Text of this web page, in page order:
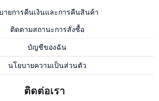
ายการคืนเงินและการคืนสินค้า
ติดตามสถานะการสั่งซื้อ
บัญชีของฉัน
นโยบายความเป็นส่วนตัว
ติดต่อเรา